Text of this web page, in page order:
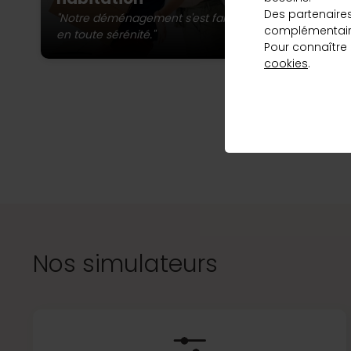
qui correspond
à vos besoins
et au meilleur
"Notre déménagement s'est fait
en toute sérénité."
Nos simulateurs
Des
Pour
cookies.